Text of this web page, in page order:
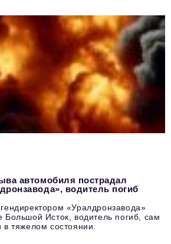
автомобиля пострадал
водитель погиб
«Уралдронзавода»
Большой Исток, водитель погиб, сам
тяжелом состоянии.